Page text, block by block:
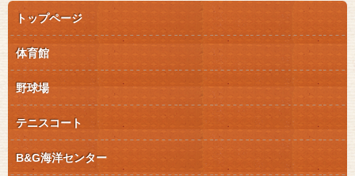
コ
テ
へ
ス
トップページ
体育館
野球場
テニスコート
B&G海洋センター